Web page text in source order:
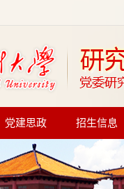
党建思政 招生信息